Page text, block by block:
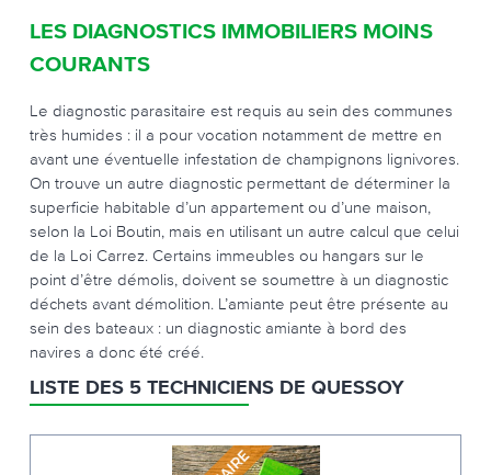
LES DIAGNOSTICS IMMOBILIERS MOINS
COURANTS
Le diagnostic parasitaire est requis au sein des communes
très humides : il a pour vocation notamment de mettre en
avant une éventuelle infestation de champignons lignivores.
On trouve un autre diagnostic permettant de déterminer la
superficie habitable d’un appartement ou d’une maison,
selon la Loi Boutin, mais en utilisant un autre calcul que celui
de la Loi Carrez. Certains immeubles ou hangars sur le
point d’être démolis, doivent se soumettre à un diagnostic
déchets avant démolition. L’amiante peut être présente au
sein des bateaux : un diagnostic amiante à bord des
navires a donc été créé.
LISTE DES 5 TECHNICIENS DE QUESSOY